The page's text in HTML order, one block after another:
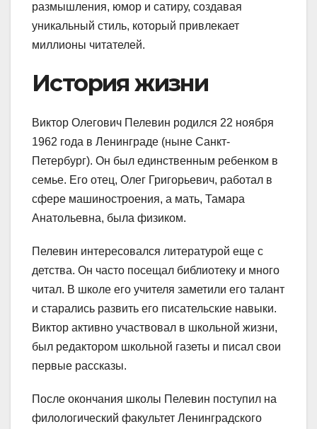
размышления, юмор и сатиру, создавая
уникальный стиль, который привлекает
миллионы читателей.
История жизни
Виктор Олегович Пелевин родился 22 ноября
1962 года в Ленинграде (ныне Санкт-
Петербург). Он был единственным ребенком в
семье. Его отец, Олег Григорьевич, работал в
сфере машиностроения, а мать, Тамара
Анатольевна, была физиком.
Пелевин интересовался литературой еще с
детства. Он часто посещал библиотеку и много
читал. В школе его учителя заметили его талант
и старались развить его писательские навыки.
Виктор активно участвовал в школьной жизни,
был редактором школьной газеты и писал свои
первые рассказы.
После окончания школы Пелевин поступил на
филологический факультет Ленинградского